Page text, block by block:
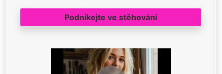
Podnikejte ve stěhování